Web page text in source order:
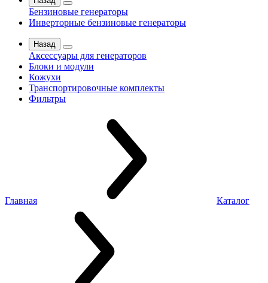
Бензиновые генераторы
Инверторные бензиновые генераторы
Назад
Аксессуары для генераторов
Блоки и модули
Кожухи
Транспортировочные комплекты
Фильтры
Главная Каталог